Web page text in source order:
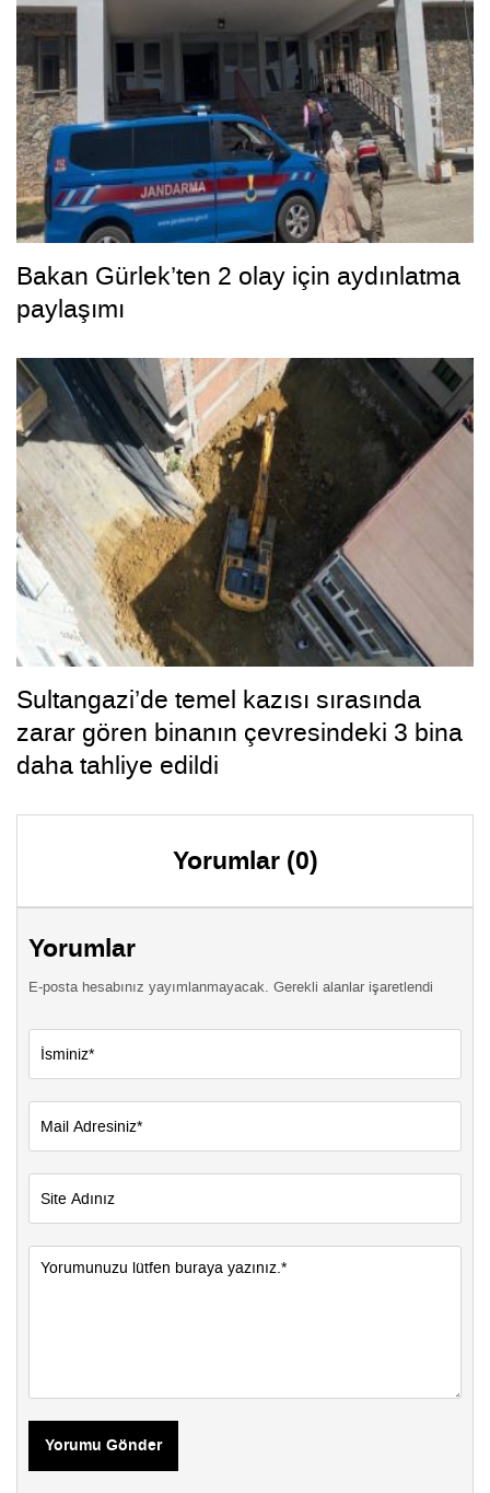
Bakan Gürlek’ten 2 olay için aydınlatma
paylaşımı
Sultangazi’de temel kazısı sırasında
zarar gören binanın çevresindeki 3 bina
daha tahliye edildi
Yorumlar (0)
Yorumlar
E-posta hesabınız yayımlanmayacak. Gerekli alanlar işaretlendi
Yorumu Gönder